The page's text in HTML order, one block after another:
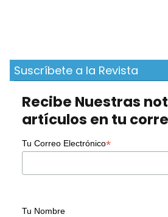
Suscríbete a la Revista
Recibe Nuestras
artículos en tu
Tu Correo Electrónico*
Tu Nombre